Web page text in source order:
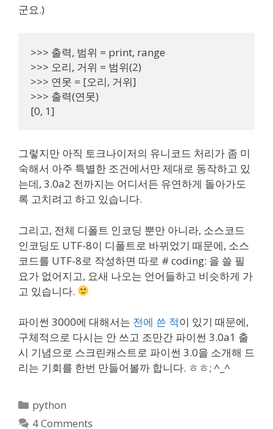
군요.)
>>> 출력, 범위 = print, range
>>> 오리, 거위 = 범위(2)
>>> 연못 = [오리, 거위]
>>> 출력(연못)
[0, 1]
그렇지만 아직 토크나이저의 유니코드 처리가 좀 미
숙해서 아주 특별한 조건에서만 제대로 동작하고 있
는데, 3.0a2 전까지는 어디서든 유연하게 돌아가도
록 고치려고 하고 있습니다.
그리고, 전체 디폴트 인코딩 뿐만 아니라, 소스코드
인코딩도 UTF-8이 디폴트로 바뀌었기 때문에, 소스
코드를 UTF-8로 작성하면 따로 # coding: 을 쓸 필
요가 없어지고, 요새 나오는 언어들하고 비슷하게 가
고 있습니다.
파이썬 3000에 대해서는 전에 쓴 적이 있기 때문에,
구체적으로 다시는 안 쓰고 조만간 파이썬 3.0a1 출
시 기념으로 스크린캐스트로 파이썬 3.0을 소개해 드
리는 기회를 한번 만들어볼까 합니다. ㅎㅎ; ^_^
Categories
python
4 Comments